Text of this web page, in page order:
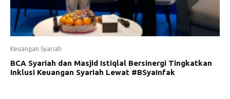
Keuangan Syariah
BCA Syariah dan Masjid Istiqlal Bersinergi Tingkatkan
Inklusi Keuangan Syariah Lewat #BSyaInfak